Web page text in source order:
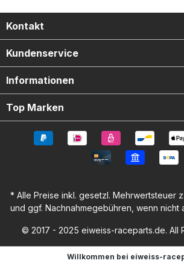
Kontakt
Kundenservice
Informationen
Top Marken
* Alle Preise inkl. gesetzl. Mehrwertsteuer
und ggf. Nachnahmegebühren, wenn nicht
© 2017 - 2025 eiweiss-raceparts.de. All
Willkommen bei eiweiss-